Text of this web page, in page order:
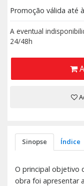
Promoção válida até
A eventual
24/48h
Sinopse Índice
O principal objetivo
obra foi apresentar